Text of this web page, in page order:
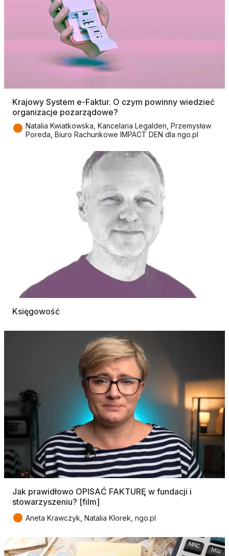
Krajowy System e-Faktur. O czym powinny wiedzieć
organizacje pozarządowe?
● Natalia Kwiatkowska, Kancelaria Legalden, Przemysław
Poreda, Biuro Rachunkowe IMPACT DEN dla ngo.pl
Księgowość
Jak prawidłowo OPISAĆ FAKTURĘ w fundacji i
stowarzyszeniu? [film]
● Aneta Krawczyk, Natalia Klorek, ngo.pl